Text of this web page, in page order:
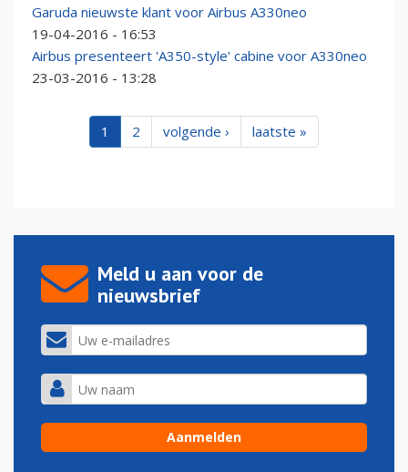
Garuda nieuwste klant voor Airbus A330neo
19-04-2016 - 16:53
Airbus presenteert 'A350-style' cabine voor A330neo
23-03-2016 - 13:28
1 2 volgende › laatste »
Meld u aan voor de
nieuwsbrief